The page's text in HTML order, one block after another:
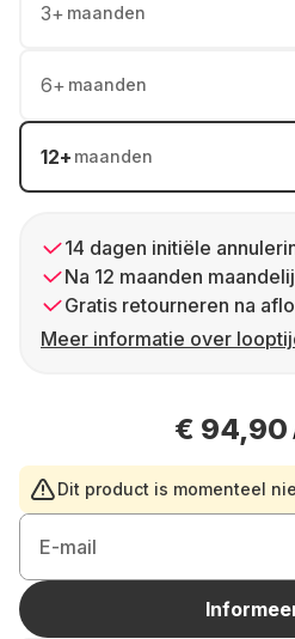
3+ maanden
6+ maanden
12+ maanden
14 dagen initiële
Na 12 maanden
Gratis retourneren na
Meer informatie over
€ 94,90
Dit product is momenteel
E-mail